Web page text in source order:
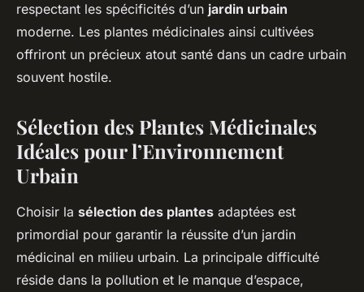
respectant les spécificités d’un jardin urbain
moderne. Les plantes médicinales ainsi cultivées
offriront un précieux atout santé dans un cadre urbain
souvent hostile.
Sélection des Plantes Médicinales
Idéales pour l’Environnement
Urbain
Choisir la sélection des plantes adaptées est
primordial pour garantir la réussite d’un jardin
médicinal en milieu urbain. La principale difficulté
réside dans la pollution et le manque d’espace,